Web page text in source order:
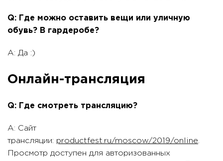
Q: Где можно оставить вещи или уличную
обувь? В гардеробе?
A: Да :)
Онлайн-трансляция
Q: Где смотреть трансляцию?
A: Сайт
трансляции: productfest.ru/moscow/2019/online
Просмотр доступен для авторизованных